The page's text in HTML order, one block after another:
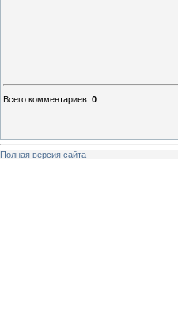
Всего комментариев: 0
Полная версия сайта